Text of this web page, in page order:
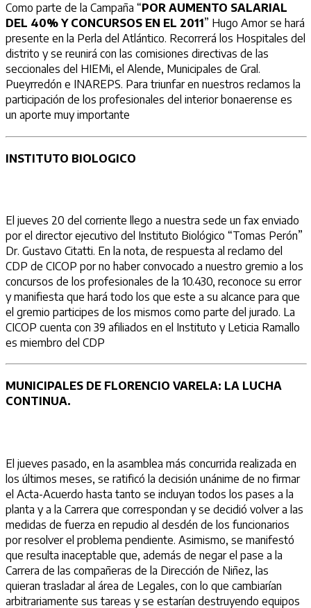
Como parte de la Campaña “POR AUMENTO SALARIAL
DEL 40% Y CONCURSOS EN EL 2011” Hugo Amor se hará
presente en la Perla del Atlántico. Recorrerá los Hospitales del
distrito y se reunirá con las comisiones directivas de las
seccionales del HIEMi, el Alende, Municipales de Gral.
Pueyrredón e INAREPS. Para triunfar en nuestros reclamos la
participación de los profesionales del interior bonaerense es
un aporte muy importante
INSTITUTO BIOLOGICO
El jueves 20 del corriente llego a nuestra sede un fax enviado
por el director ejecutivo del Instituto Biológico “Tomas Perón”
Dr. Gustavo Citatti. En la nota, de respuesta al reclamo del
CDP de CICOP por no haber convocado a nuestro gremio a los
concursos de los profesionales de la 10.430, reconoce su error
y manifiesta que hará todo los que este a su alcance para que
el gremio participes de los mismos como parte del jurado. La
CICOP cuenta con 39 afiliados en el Instituto y Leticia Ramallo
es miembro del CDP
MUNICIPALES DE FLORENCIO VARELA: LA LUCHA
CONTINUA.
El jueves pasado, en la asamblea más concurrida realizada en
los últimos meses, se ratificó la decisión unánime de no firmar
el Acta-Acuerdo hasta tanto se incluyan todos los pases a la
planta y a la Carrera que correspondan y se decidió volver a las
medidas de fuerza en repudio al desdén de los funcionarios
por resolver el problema pendiente. Asimismo, se manifestó
que resulta inaceptable que, además de negar el pase a la
Carrera de las compañeras de la Dirección de Niñez, las
quieran trasladar al área de Legales, con lo que cambiarían
arbitrariamente sus tareas y se estarían destruyendo equipos